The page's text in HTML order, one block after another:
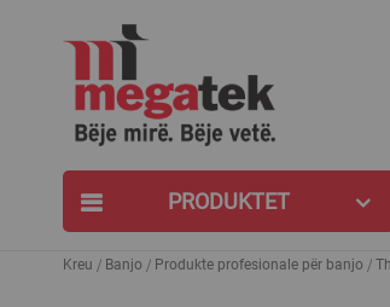
PRODUKTET
Kreu Banjo Produkte profesionale për banjo